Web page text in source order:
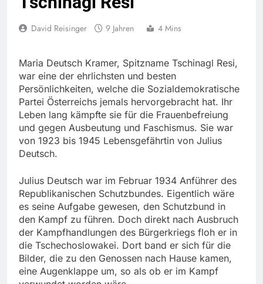
David Reisinger 9 Jahren 4 Mins
Maria Deutsch Kramer, Spitzname Tschinagl Resi,
war eine der ehrlichsten und besten
Persönlichkeiten, welche die Sozialdemokratische
Partei Österreichs jemals hervorgebracht hat. Ihr
Leben lang kämpfte sie für die Frauenbefreiung
und gegen Ausbeutung und Faschismus. Sie war
von 1923 bis 1945 Lebensgefährtin von Julius
Deutsch.
Julius Deutsch war im Februar 1934 Anführer des
Republikanischen Schutzbundes. Eigentlich wäre
es seine Aufgabe gewesen, den Schutzbund in
den Kampf zu führen. Doch direkt nach Ausbruch
der Kampfhandlungen des Bürgerkriegs floh er in
die Tschechoslowakei. Dort band er sich für die
Bilder, die zu den Genossen nach Hause kamen,
eine Augenklappe um, so als ob er im Kampf